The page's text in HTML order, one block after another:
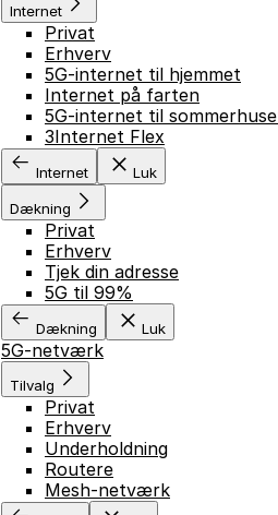
Internet
Privat
Erhverv
5G-internet til hjemmet
Internet på farten
5G-internet til
3Internet Flex
Internet Luk
Dækning
Privat
Erhverv
Tjek din adresse
5G til 99%
Dækning Luk
5G-netværk
Tilvalg
Privat
Erhverv
Underholdning
Routere
Mesh-netværk